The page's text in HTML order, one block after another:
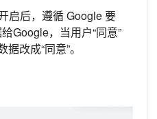
启后，遵循 Google 要
Google，当用户“同意”
改成“同意”。